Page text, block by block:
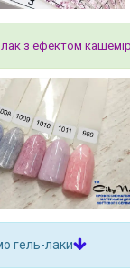
з ефектом
гель-лаки